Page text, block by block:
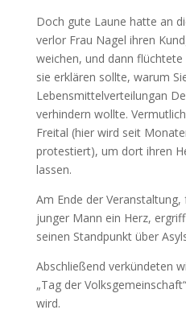
Doch gute Laune hatte an
verlor Frau Nagel ihren
weichen, und dann
sie erklären sollte, warum
Lebensmittelverteilungan
verhindern wollte.
Freital (hier wird seit
protestiert), um dort ihren
lassen.
Am Ende der
junger Mann ein Herz,
seinen Standpunkt über
Abschließend verkündeten
„Tag der
wird.